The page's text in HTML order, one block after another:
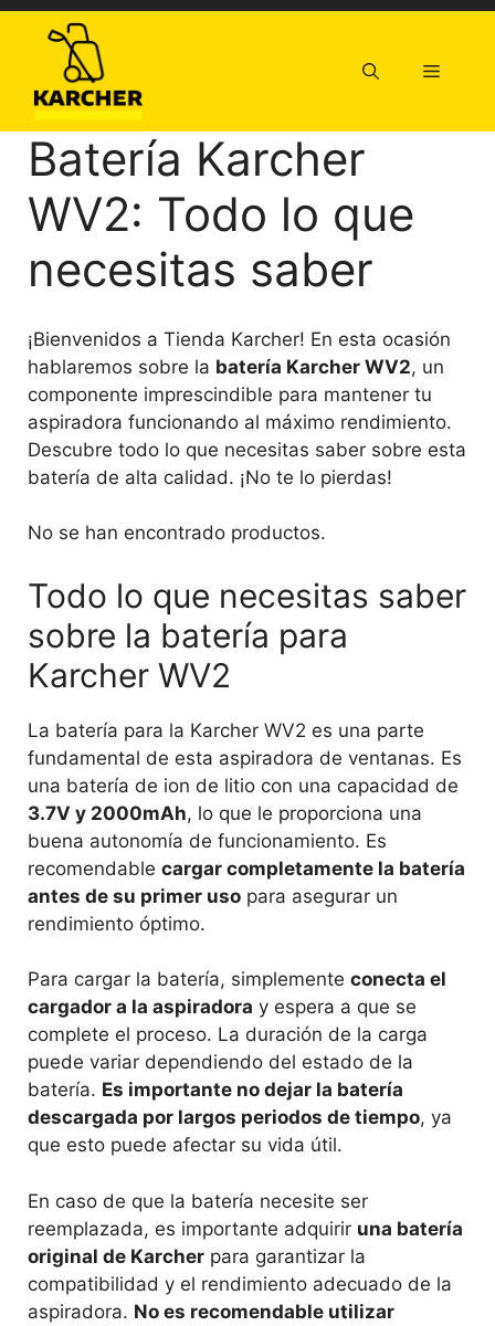
Saltar
contenido
Menú
Batería Karcher
WV2: Todo lo que
necesitas saber
¡Bienvenidos a Tienda Karcher! En esta ocasión
hablaremos sobre la batería Karcher WV2, un
componente imprescindible para mantener tu
aspiradora funcionando al máximo rendimiento.
Descubre todo lo que necesitas saber sobre esta
batería de alta calidad. ¡No te lo pierdas!
No se han encontrado productos.
Todo lo que necesitas saber
sobre la batería para
Karcher WV2
La batería para la Karcher WV2 es una parte
fundamental de esta aspiradora de ventanas. Es
una batería de ion de litio con una capacidad de
3.7V y 2000mAh, lo que le proporciona una
buena autonomía de funcionamiento. Es
recomendable cargar completamente la batería
antes de su primer uso para asegurar un
rendimiento óptimo.
Para cargar la batería, simplemente conecta el
cargador a la aspiradora y espera a que se
complete el proceso. La duración de la carga
puede variar dependiendo del estado de la
batería. Es importante no dejar la batería
descargada por largos periodos de tiempo, ya
que esto puede afectar su vida útil.
En caso de que la batería necesite ser
reemplazada, es importante adquirir una batería
original de Karcher para garantizar la
compatibilidad y el rendimiento adecuado de la
aspiradora. No es recomendable utilizar